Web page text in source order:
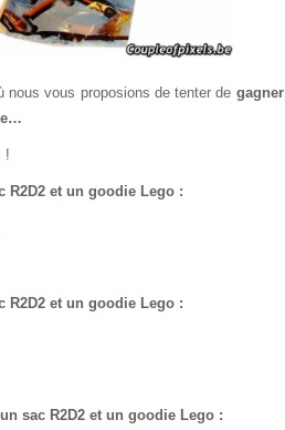
vous proposions de tenter de
!
R2D2 et un goodie Lego :
R2D2 et un goodie Lego :
sac R2D2 et un goodie Lego :